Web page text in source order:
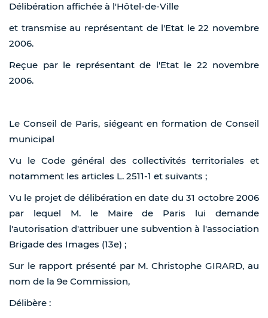
Délibération affichée à l'Hôtel-de-Ville
et transmise au représentant de l'Etat le 22 novembre
2006.
Reçue par le représentant de l'Etat le 22 novembre
2006.
Le Conseil de Paris, siégeant en formation de Conseil
municipal
Vu le Code général des collectivités territoriales et
notamment les articles L. 2511-1 et suivants ;
Vu le projet de délibération en date du 31 octobre 2006
par lequel M. le Maire de Paris lui demande
l'autorisation d'attribuer une subvention à l'association
Brigade des Images (13e) ;
Sur le rapport présenté par M. Christophe GIRARD, au
nom de la 9e Commission,
Délibère :